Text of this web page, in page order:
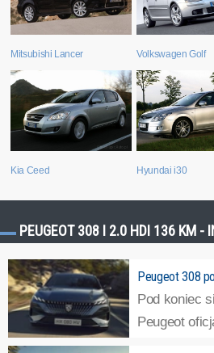
Mitsubishi Lancer Volkswagen Golf
Kia Ceed Hyundai i30
PEUGEOT 308 I 2.0 HDI 136 KM -
Peugeot 308
Pod koniec
Peugeot